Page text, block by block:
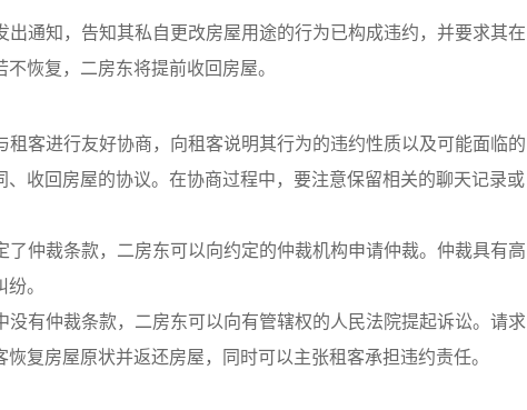
通知，告知其私自更改房屋用途的行为已构成违约，并要求其在
恢复，二房东将提前收回房屋。
租客进行友好协商，向租客说明其行为的违约性质以及可能面临的
收回房屋的协议。在协商过程中，要注意保留相关的聊天记录或
仲裁条款，二房东可以向约定的仲裁机构申请仲裁。仲裁具有高
。
没有仲裁条款，二房东可以向有管辖权的人民法院提起诉讼。请求
复房屋原状并返还房屋，同时可以主张租客承担违约责任。